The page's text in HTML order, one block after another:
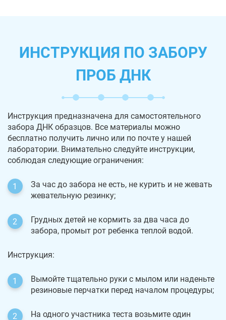
ИНСТРУКЦИЯ ПО ЗАБОРУ
ПРОБ ДНК
Инструкция предназначена для самостоятельного
забора ДНК образцов. Все материалы можно
бесплатно получить лично или по почте у нашей
лаборатории. Внимательно следуйте инструкции,
соблюдая следующие ограничения:
За час до забора не есть, не курить и не жевать
жевательную резинку;
Грудных детей не кормить за два часа до
забора, промыт рот ребенка теплой водой.
Инструкция:
Вымойте тщательно руки с мылом или наденьте
резиновые перчатки перед началом процедуры;
На одного участника теста возьмите один